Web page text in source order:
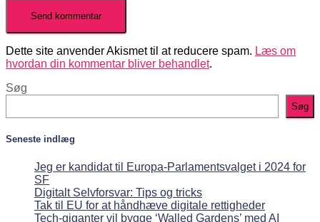
Dette site anvender Akismet til at reducere spam. Læs om
hvordan din kommentar bliver behandlet.
Søg
Søg
Seneste indlæg
Jeg er kandidat til Europa-Parlamentsvalget i 2024 for
SF
Digitalt Selvforsvar: Tips og tricks
Tak til EU for at håndhæve digitale rettigheder
Tech-giganter vil bygge ‘Walled Gardens’ med AI